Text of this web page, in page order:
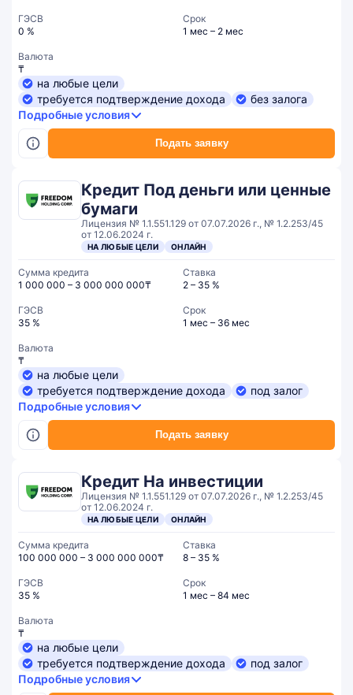
Подать заявку
ГЭСВ
0 %
Срок
1 мес – 2 мес
Валюта
₸
на любые цели
требуется подтверждение дохода
без залога
Подробные условия
Кредит Под деньги или ценные
бумаги
Лицензия № 1.1.551.129 от 07.07.2026 г., № 1.2.253/45
от 12.06.2024 г.
НА ЛЮБЫЕ ЦЕЛИ ОНЛАЙН
Подать заявку
Сумма кредита
1 000 000 – 3 000 000 000₸
Ставка
2 – 35 %
ГЭСВ
35 %
Срок
1 мес – 36 мес
Валюта
₸
на любые цели
требуется подтверждение дохода
под залог
Подробные условия
Кредит На инвестиции
Лицензия № 1.1.551.129 от 07.07.2026 г., № 1.2.253/45
от 12.06.2024 г.
НА ЛЮБЫЕ ЦЕЛИ ОНЛАЙН
Сумма кредита
100 000 000 – 3 000 000 000₸
Ставка
8 – 35 %
ГЭСВ
35 %
Срок
1 мес – 84 мес
Валюта
₸
на любые цели
требуется подтверждение дохода
под залог
Подробные условия